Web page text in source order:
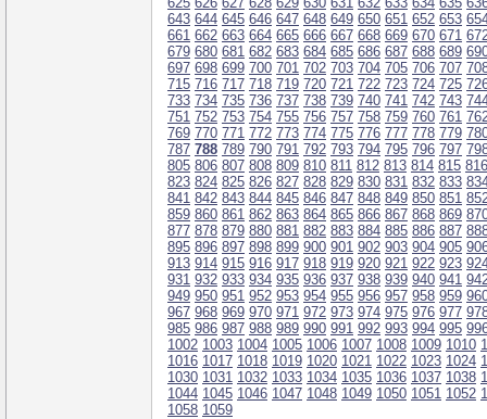
643 644 645 646 647 648 649 650 651 652 653
661 662 663 664 665 666 667 668 669 670 671
679 680 681 682 683 684 685 686 687 688 689
697 698 699 700 701 702 703 704 705 706 707
715 716 717 718 719 720 721 722 723 724 725
733 734 735 736 737 738 739 740 741 742 743
751 752 753 754 755 756 757 758 759 760 761
769 770 771 772 773 774 775 776 777 778 779
787 788 789 790 791 792 793 794 795 796 797
805 806 807 808 809 810 811 812 813 814 815 816
823 824 825 826 827 828 829 830 831 832 833
841 842 843 844 845 846 847 848 849 850 851
859 860 861 862 863 864 865 866 867 868 869
877 878 879 880 881 882 883 884 885 886 887
895 896 897 898 899 900 901 902 903 904 905
913 914 915 916 917 918 919 920 921 922 923
931 932 933 934 935 936 937 938 939 940 941
949 950 951 952 953 954 955 956 957 958 959
967 968 969 970 971 972 973 974 975 976 977
985 986 987 988 989 990 991 992 993 994 995
1002 1003 1004 1005 1006 1007 1008 1009 1010
1016 1017 1018 1019 1020 1021 1022 1023 1024
1030 1031 1032 1033 1034 1035 1036 1037 1038
1044 1045 1046 1047 1048 1049 1050 1051 1052
1058 1059